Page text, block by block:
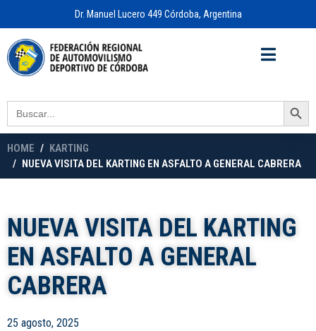
Dr. Manuel Lucero 449 Córdoba, Argentina
Search
for:
Search Button
HOME
KARTING
NUEVA VISITA DEL KARTING EN ASFALTO A GENERAL CABRERA
NUEVA VISITA DEL KARTING
EN ASFALTO A GENERAL
CABRERA
25 agosto, 2025